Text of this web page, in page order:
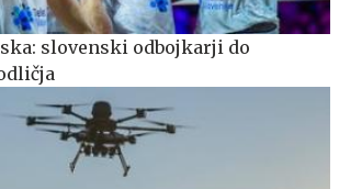
slovenski odbojkarji do